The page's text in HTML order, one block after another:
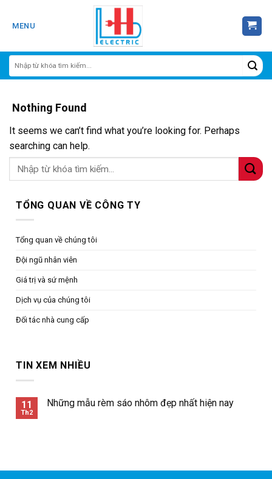
MENU
Nothing Found
It seems we can’t find what you’re looking for. Perhaps
searching can help.
TỔNG QUAN VỀ CÔNG TY
Tổng quan về chúng tôi
Đội ngũ nhân viên
Giá trị và sứ mệnh
Dịch vụ của chúng tôi
Đối tác nhà cung cấp
TIN XEM NHIỀU
11
Th2
Những mẫu rèm sáo nhôm đẹp nhất hiện nay